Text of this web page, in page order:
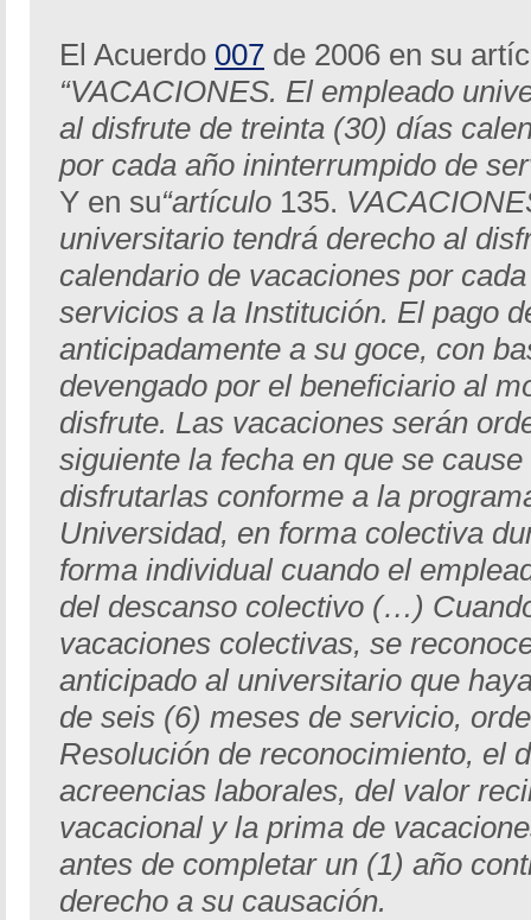
El Acuerdo 007 de 2006 en su
“VACACIONES. El empleado
al disfrute de treinta (30) días
por cada año ininterrumpido de
Y en su“artículo 135.
universitario tendrá derecho al
calendario de vacaciones por
servicios a la Institución. El pago
anticipadamente a su goce, con
devengado por el beneficiario al
disfrute. Las vacaciones serán
siguiente la fecha en que se
disfrutarlas conforme a la
Universidad, en forma colectiva
forma individual cuando el
del descanso colectivo (…)
vacaciones colectivas, se
anticipado al universitario que
de seis (6) meses de servicio,
Resolución de reconocimiento, el
acreencias laborales, del valor
vacacional y la prima de
antes de completar un (1) año
derecho a su causación.